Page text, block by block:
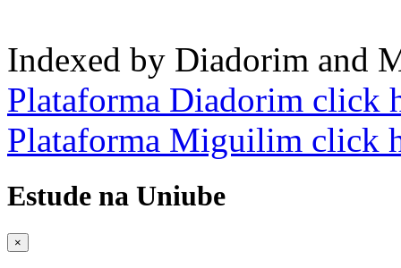
Indexed by Diadorim and
Plataforma Diadorim click
Plataforma Miguilim click
Estude na Uniube
×